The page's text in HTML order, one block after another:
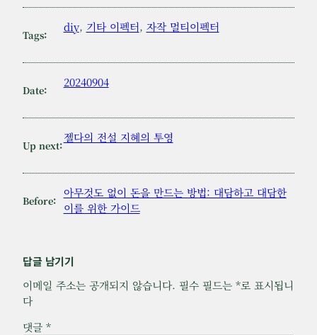
Tags:
diy, 기타 이펙터, 자작 멀티이펙터
Date:
20240904
Up next:
젤다의 전설 지혜의 투영
Before:
아무것도 없이 돈을 만드는 방법: 대담하고 대담한
이를 위한 가이드
답글 남기기
이메일 주소는 공개되지 않습니다. 필수 필드는 *로 표시됩니
다
댓글 *